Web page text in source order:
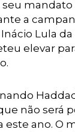
a
Lula da
elevar
não será
este ano. O